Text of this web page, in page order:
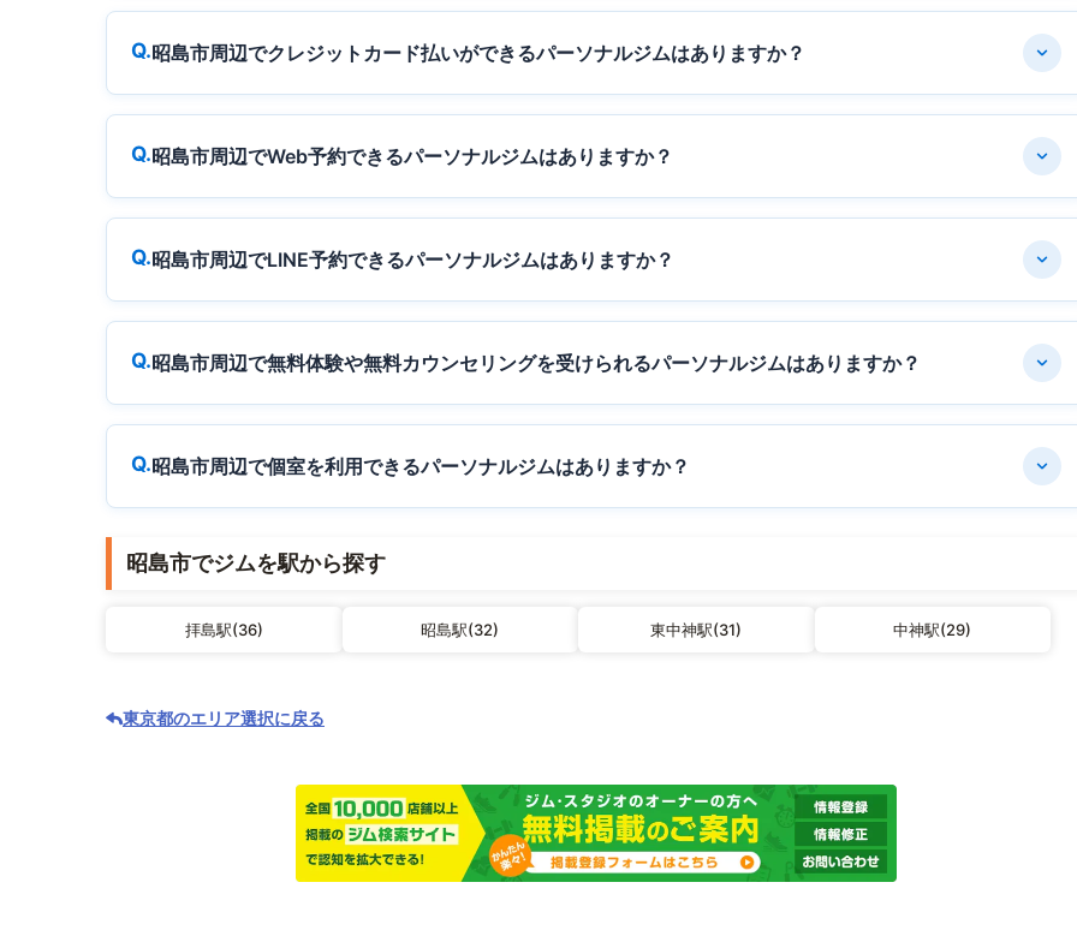
昭島市周辺でクレジットカード払いができるパーソナルジムはありますか？
昭島市周辺でWeb予約できるパーソナルジムはありますか？
昭島市周辺でLINE予約できるパーソナルジムはありますか？
昭島市周辺で無料体験や無料カウンセリングを受けられるパーソナルジムはありますか？
昭島市周辺で個室を利用できるパーソナルジムはありますか？
昭島市でジムを駅から探す
拝島駅(36) 昭島駅(32) 東中神駅(31) 中神駅(29)
東京都のエリア選択に戻る